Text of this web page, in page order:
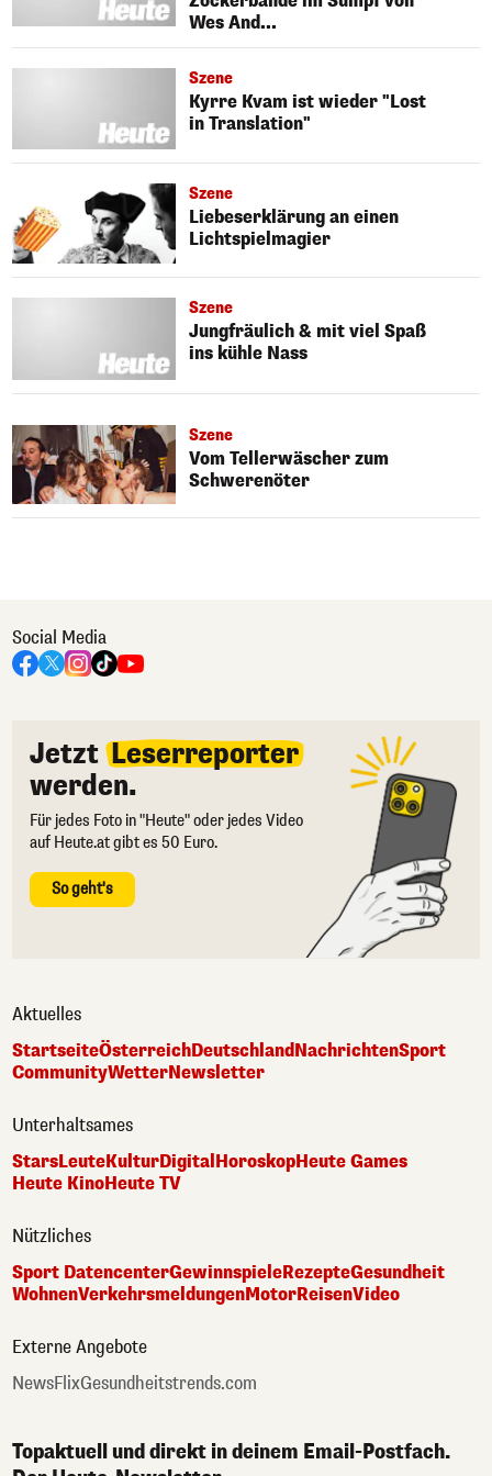
Wes And...
Szene
Kyrre Kvam ist wieder "Lost
in Translation"
Szene
Liebeserklärung an einen
Lichtspielmagier
Szene
Jungfräulich & mit viel Spaß
ins kühle Nass
Szene
Vom Tellerwäscher zum
Schwerenöter
Social Media
Jetzt Leserreporter
werden.
Für jedes Foto in "Heute" oder jedes Video
auf Heute.at gibt es 50 Euro.
So geht's
Aktuelles
StartseiteÖsterreichDeutschlandNachrichtenSport
CommunityWetterNewsletter
Unterhaltsames
StarsLeuteKulturDigitalHoroskopHeute Games
Heute KinoHeute TV
Nützliches
Sport DatencenterGewinnspieleRezepteGesundheit
WohnenVerkehrsmeldungenMotorReisenVideo
Externe Angebote
NewsFlixGesundheitstrends.com
Topaktuell und direkt in deinem Email-Postfach.